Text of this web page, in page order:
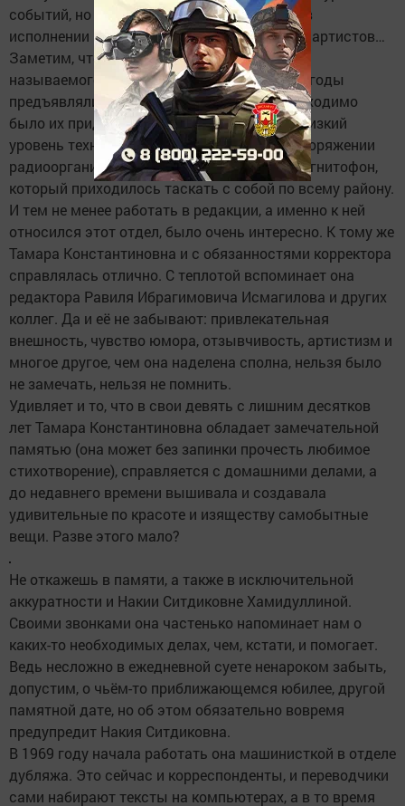
событий, но и послушать, например, песни в
исполнении известных на районном уровне артистов…
Заметим, что требования к работникам так
называемого идеологического фронта в те годы
предъявлялись достаточно строгие, и необходимо
было их придерживаться. Нужно учесть и низкий
уровень технической оснащённости: в распоряжении
радиоорганизатора имелся тяжеленный магнитофон,
который приходилось таскать с собой по всему району.
И тем не менее работать в редакции, а именно к ней
относился этот отдел, было очень интересно. К тому же
Тамара Константиновна и с обязанностями корректора
справлялась отлично. С теплотой вспоминает она
редактора Равиля Ибрагимовича Исмагилова и других
коллег. Да и её не забывают: привлекательная
внешность, чувство юмора, отзывчивость, артистизм и
многое другое, чем она наделена сполна, нельзя было
не замечать, нельзя не помнить.
Удивляет и то, что в свои девять с лишним десятков
лет Тамара Константиновна обладает замечательной
памятью (она может без запинки прочесть любимое
стихотворение), справляется с домашними делами, а
до недавнего времени вышивала и создавала
удивительные по красоте и изяществу самобытные
вещи. Разве этого мало?
Не откажешь в памяти, а также в исключительной
аккуратности и Накии Ситдиковне Хамидуллиной.
Своими звонками она частенько напоминает нам о
каких-то необходимых делах, чем, кстати, и помогает.
Ведь несложно в ежедневной суете ненароком забыть,
допустим, о чьём-то приближающемся юбилее, другой
памятной дате, но об этом обязательно вовремя
предупредит Накия Ситдиковна.
В 1969 году начала работать она машинисткой в отделе
дубляжа. Это сейчас и корреспонденты, и переводчики
сами набирают тексты на компьютерах, а в то время